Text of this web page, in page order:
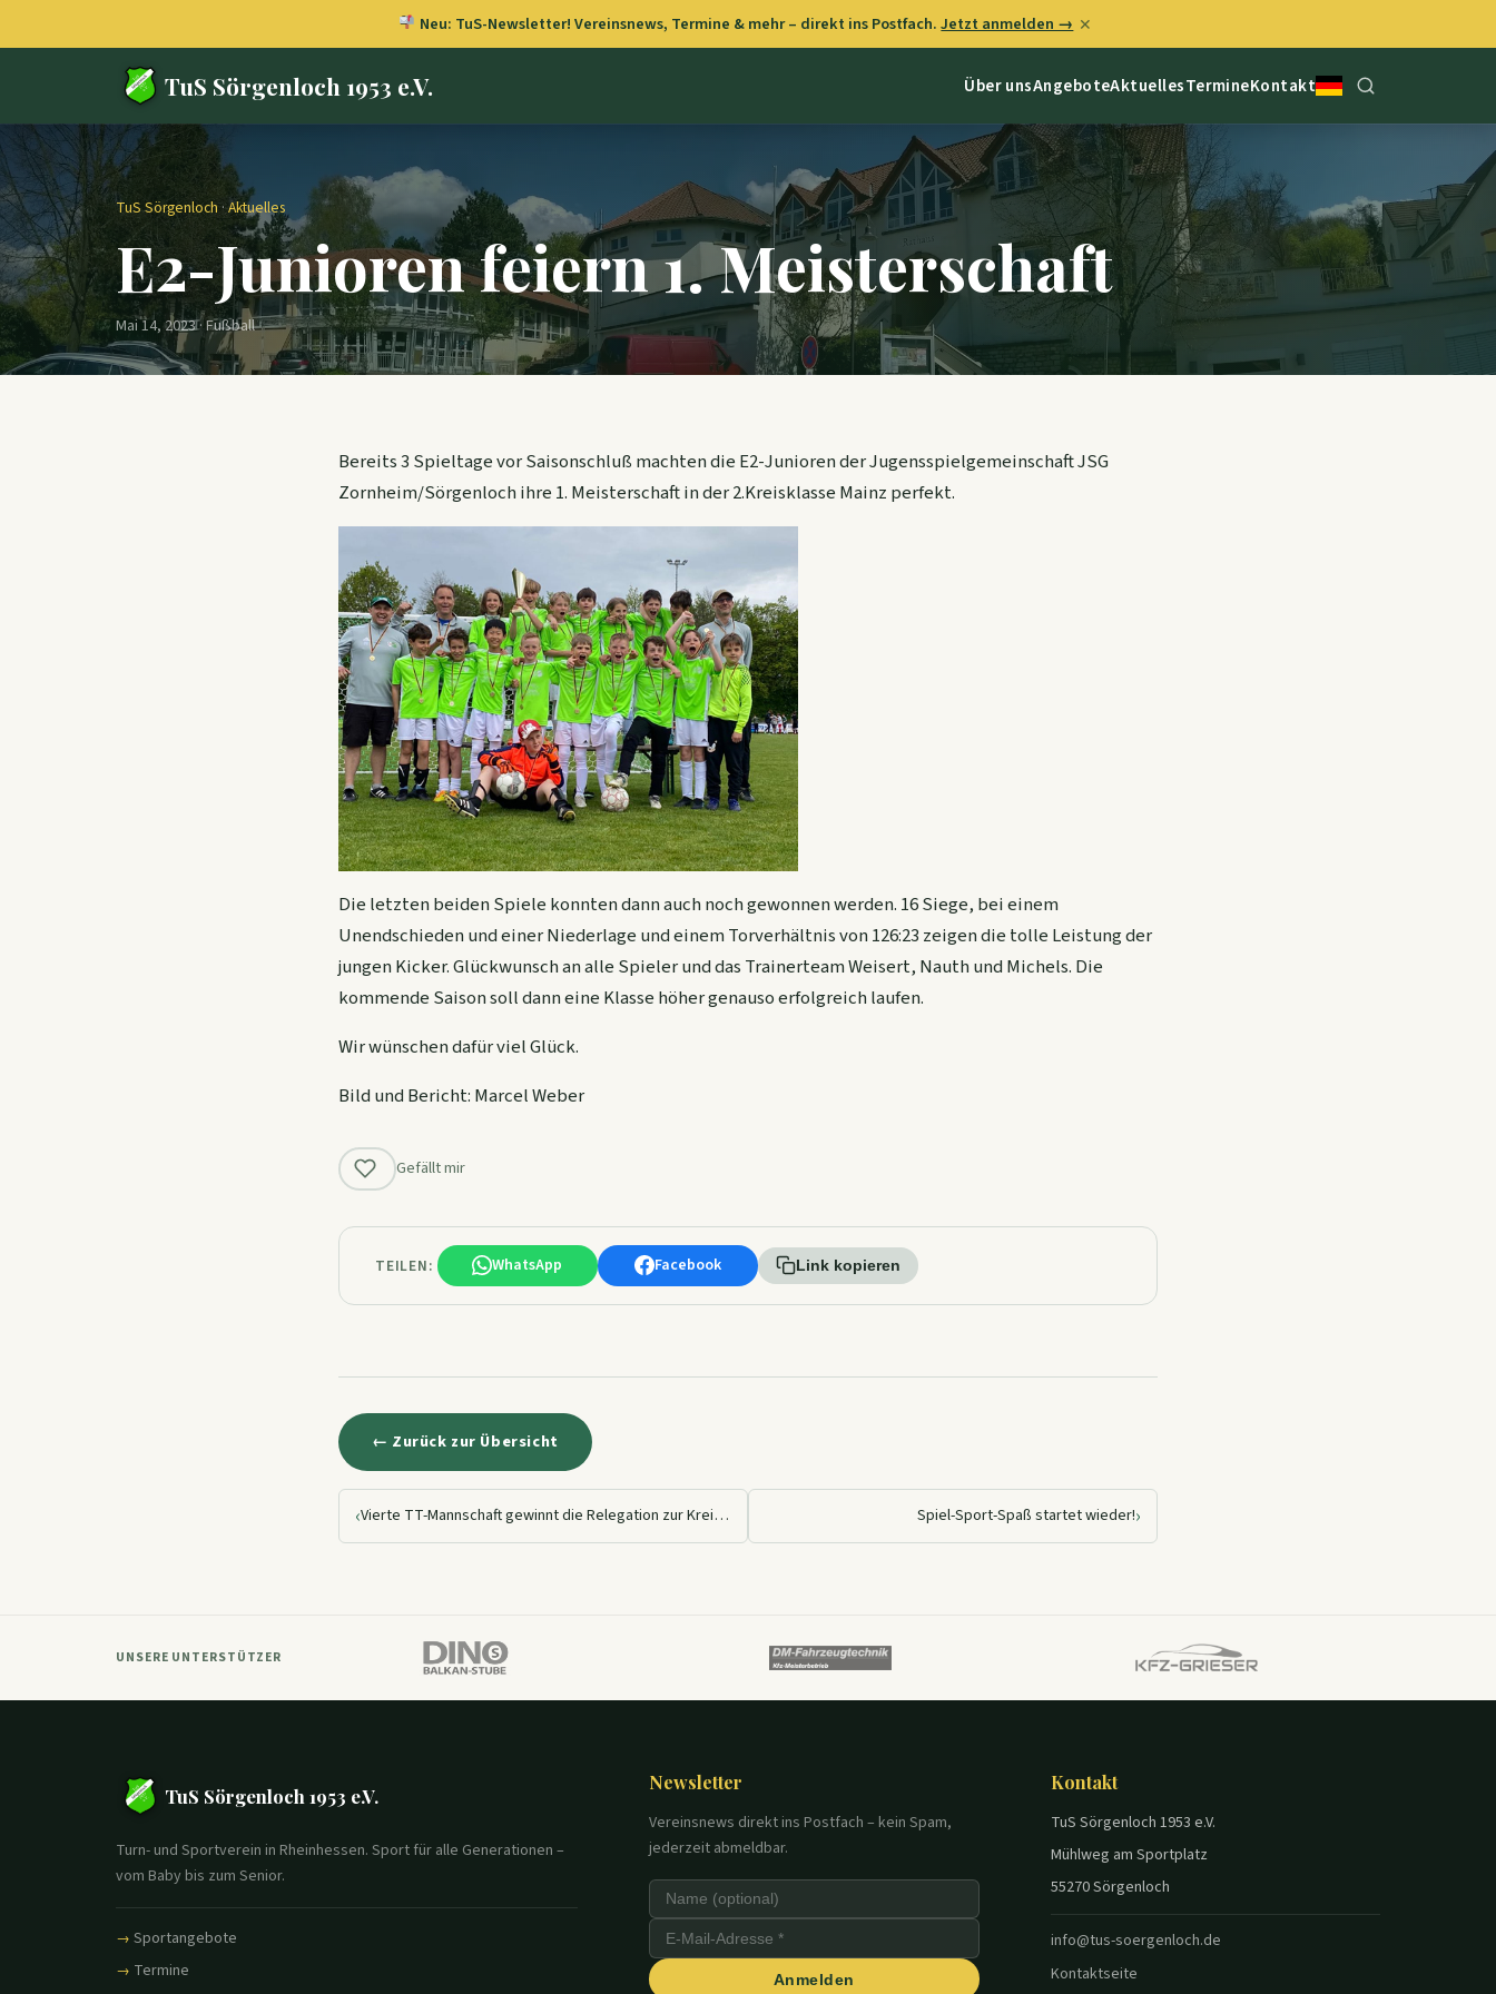
Neu: TuS-Newsletter! Vereinsnews, Termine & mehr – direkt ins Postfach.Jetzt anmelden → ✕
TuS Sörgenloch 1953 e.V. Über unsAngeboteAktuellesTermineKontakt
TuS Sörgenloch ·Aktuelles
E2-Junioren feiern 1. Meisterschaft
Mai 14, 2023 · Fußball
Bereits 3 Spieltage vor Saisonschluß machten die E2-Junioren der Jugensspielgemeinschaft JSG
Zornheim/Sörgenloch ihre 1. Meisterschaft in der 2.Kreisklasse Mainz perfekt.
Die letzten beiden Spiele konnten dann auch noch gewonnen werden. 16 Siege, bei einem
Unendschieden und einer Niederlage und einem Torverhältnis von 126:23 zeigen die tolle Leistung der
jungen Kicker. Glückwunsch an alle Spieler und das Trainerteam Weisert, Nauth und Michels. Die
kommende Saison soll dann eine Klasse höher genauso erfolgreich laufen.
Wir wünschen dafür viel Glück.
Bild und Bericht: Marcel Weber
Gefällt mir
TEILEN: WhatsApp Facebook Link kopieren
← Zurück zur Übersicht
‹ Vierte TT-Mannschaft gewinnt die Relegation zur Kreisoberliga Spiel-Sport-Spaß startet wieder!›
UNSERE UNTERSTÜTZER
TuS Sörgenloch 1953 e.V.
Turn- und Sportverein in Rheinhessen. Sport für alle Generationen –
vom Baby bis zum Senior.
Sportangebote
Termine
Newsletter
Vereinsnews direkt ins Postfach – kein Spam,
jederzeit abmeldbar.
Anmelden
Kontakt
TuS Sörgenloch 1953 e.V.
Mühlweg am Sportplatz
55270 Sörgenloch
info@tus-soergenloch.de
Kontaktseite